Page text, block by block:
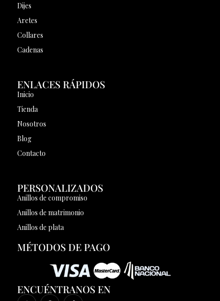
Dijes
Aretes
Collares
Cadenas
ENLACES RÁPIDOS
Inicio
Tienda
Nosotros
Blog
Contacto
PERSONALIZADOS
Anillos de compromiso
Anillos de matrimonio
Anillos de plata
MÉTODOS DE PAGO
ENCUÉNTRANOS EN